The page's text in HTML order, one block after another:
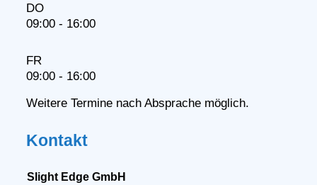
DO
09:00 - 16:00
FR
09:00 - 16:00
Weitere Termine nach Absprache möglich.
Kontakt
Slight Edge GmbH